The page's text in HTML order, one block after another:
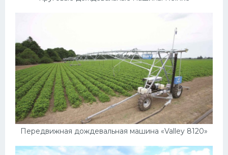
Передвижная дождевальная машина «Valley 8120»